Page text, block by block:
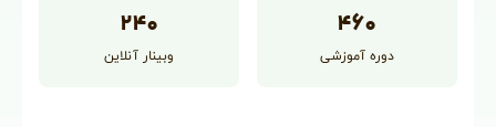
دوره آموزشی
۴۶۰
وبینار آنلاین
۲۴۰